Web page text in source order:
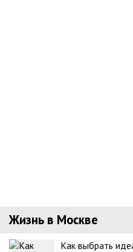
Жизнь в Москве
Как выбрать